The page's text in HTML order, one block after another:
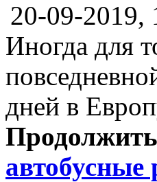
20-09-2019,
Иногда для
дней в